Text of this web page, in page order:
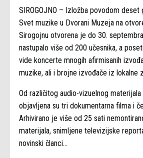
SIROGOJNO – Izložba povodom deset
Svet muzike u Dvorani Muzeja na
Sirogojnu otvorena je do 30.
nastupalo više od 200 učesnika, a
vide koncerte mnogih afirmisanih
muzike, ali i brojne izvođače iz lokalne
Od različitog audio-vizuelnog
objavljena su tri dokumentarna filma i
Arhivirano je više od 25 sati
materijala, snimljene televizijske
novinski članci…